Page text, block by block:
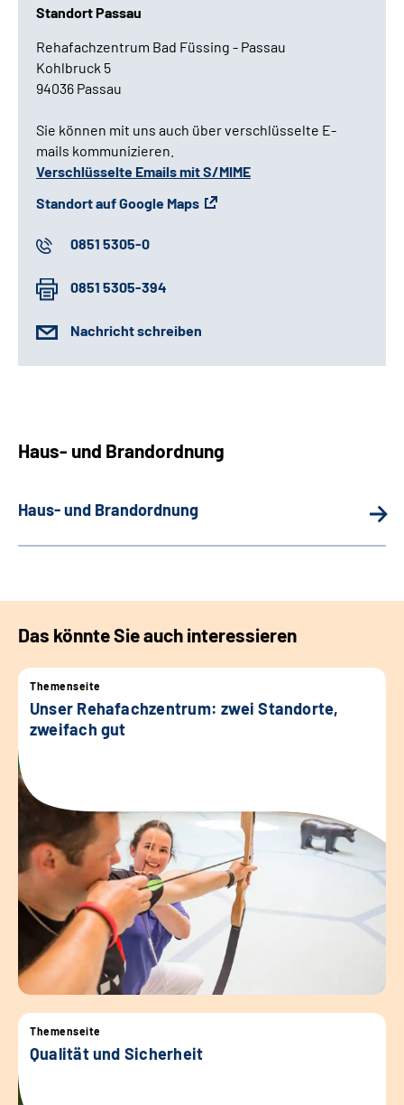
Standort Passau
Rehafachzentrum Bad Füssing - Passau
Kohlbruck 5
94036 Passau
Sie können mit uns auch über verschlüsselte E-
mails kommunizieren.
Verschlüsselte Emails mit S/MIME
Standort auf Google Maps
0851 5305-0
0851 5305-394
Nachricht schreiben
Haus- und Brandordnung
Haus- und Brandordnung
Das könnte Sie auch interessieren
Themenseite
Unser Rehafachzentrum: zwei Standorte,
zweifach gut
Themenseite
Qualität und Sicherheit